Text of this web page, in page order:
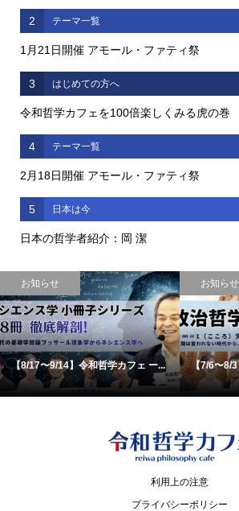
2 テーマ一覧
1月21日開催 アモール・ファティ祭
3 はじめての方へ
令和哲学カフェを100倍楽しくみる虎の巻
4 テーマ一覧
2月18日開催 アモール・ファティ祭
5 日本は今
日本の哲学者紹介：岡 潔
お知らせ
【8/17〜9/14】令和哲学カフェ ー...
お知らせ
【7/6〜8/
利用上の注意
プライバシーポリシー